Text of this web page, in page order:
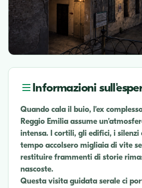
Informazioni
Quando cala il buio, l’ex
Reggio Emilia assume
intensa. I cortili, gli edifici, i silenzi
tempo accolsero migliaia di vite
restituire frammenti di storie
nascoste.
Questa visita guidata serale ci